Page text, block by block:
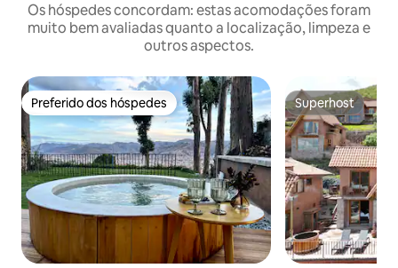
Os hóspedes concordam: estas acomodações foram
muito bem avaliadas quanto a localização, limpeza e
outros aspectos.
Preferido dos hóspedes
Preferido dos hóspedes Superhost
Superhost